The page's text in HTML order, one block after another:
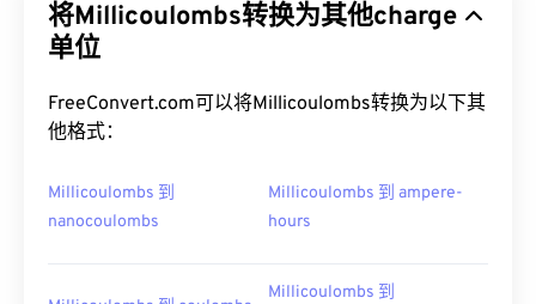
将Millicoulombs转换为其他charge
单位
FreeConvert.com可以将Millicoulombs转换为以下其
他格式：
Millicoulombs 到
nanocoulombs
Millicoulombs 到 ampere-
hours
Millicoulombs 到